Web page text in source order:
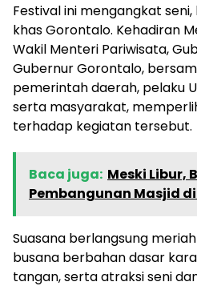
Festival ini mengangkat
khas Gorontalo. Kehadiran
Wakil Menteri Pariwisata,
Gubernur Gorontalo,
pemerintah daerah, pelaku
serta masyarakat,
terhadap kegiatan tersebut.
Baca juga: Meski Libur,
Pembangunan Masjid
Suasana berlangsung
busana berbahan dasar
tangan, serta atraksi seni